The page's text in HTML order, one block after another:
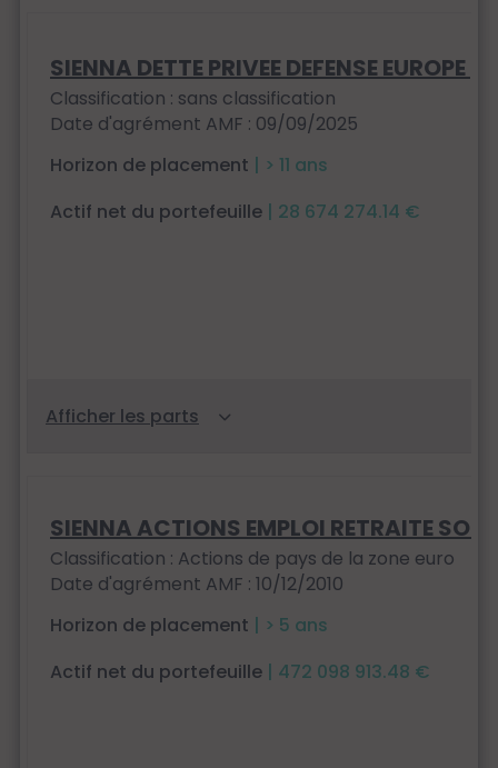
SIENNA DETTE PRIVEE DEFENSE EUROPE
Classification : sans classification
Date d'agrément AMF : 09/09/2025
Horizon de placement | > 11 ans
Actif net du portefeuille | 28 674 274.14 €
SIENNA ACTIONS EMPLOI RETRAITE
Classification : Actions de pays de la zone euro
Date d'agrément AMF : 10/12/2010
Horizon de placement | > 5 ans
Actif net du portefeuille | 472 098 913.48 €